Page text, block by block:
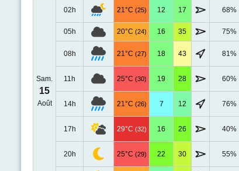
Sam.
15
Août
02h 21°C (25) 12 17 68%
05h 20°C (24) 16 35 75%
08h 21°C (27) 18 43 81%
11h 25°C (30) 19 28 60%
14h 21°C (26) 7 12 76%
17h 29°C (32) 16 26 40%
20h 25°C (29) 22 30 55%